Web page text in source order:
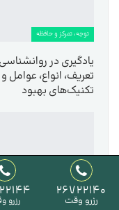
26722140
رزرو وقت رزرو
توجه، تمرکز و حافظه
یادگیری در
تعریف، انواع، عوامل و
تکنیک‌های بهبود
سایر اختلالات بالینی